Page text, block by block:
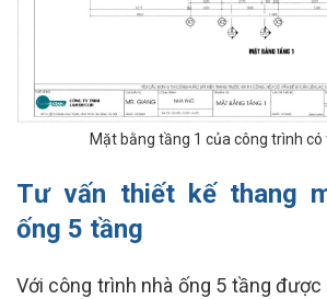
Mặt bằng tầng 1 của công trình
Tư vấn thiết kế thang
ống 5 tầng
Với công trình nhà ống 5 tầng